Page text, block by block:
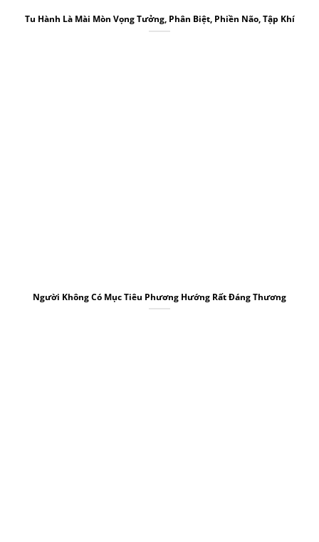
Tu Hành Là Mài Mòn Vọng Tưởng, Phân Biệt, Phiền Não, Tập Khí
Người Không Có Mục Tiêu Phương Hướng Rất Đáng Thương